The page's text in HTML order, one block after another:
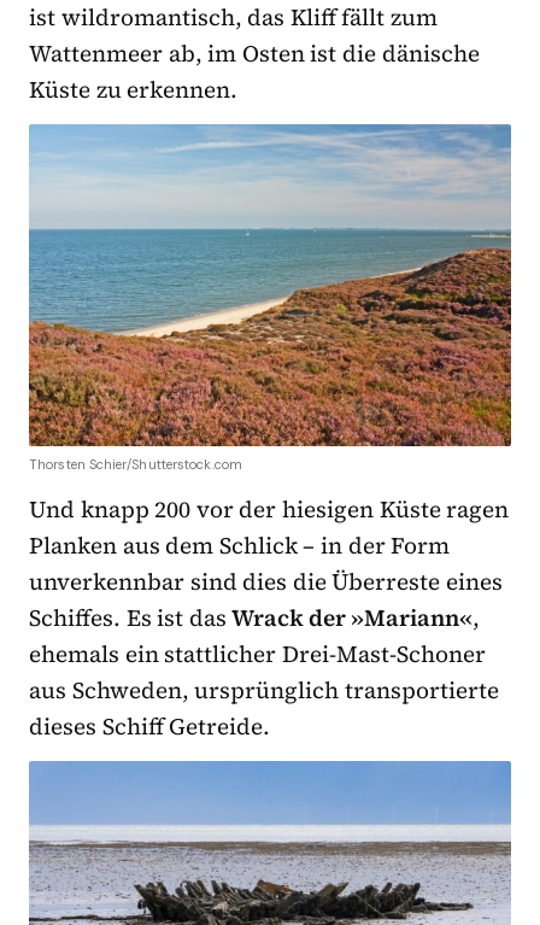
ist wildromantisch, das Kliff fällt zum
Wattenmeer ab, im Osten ist die dänische
Küste zu erkennen.
Thorsten Schier/Shutterstock.com
Und knapp 200 vor der hiesigen Küste ragen
Planken aus dem Schlick – in der Form
unverkennbar sind dies die Überreste eines
Schiffes. Es ist dasWrack der »Mariann«,
ehemals ein stattlicher Drei-Mast-Schoner
aus Schweden, ursprünglich transportierte
dieses Schiff Getreide.